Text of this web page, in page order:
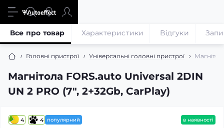
Головні пристрої Універсальні головні пристрої
Магнітола FORS.auto Universal 2DIN
UN 2 PRO (7", 2+32Gb, CarPlay)
Все про товар Характеристики Відгуки
4 4 популярний в наявності